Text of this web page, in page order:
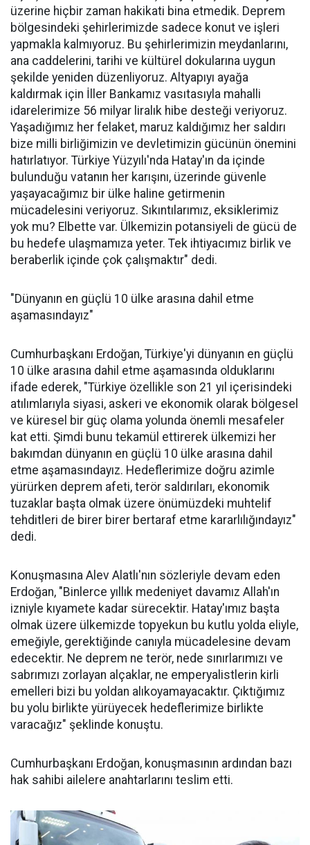
üzerine hiçbir zaman hakikati bina etmedik. Deprem
bölgesindeki şehirlerimizde sadece konut ve işleri
yapmakla kalmıyoruz. Bu şehirlerimizin meydanlarını,
ana caddelerini, tarihi ve kültürel dokularına uygun
şekilde yeniden düzenliyoruz. Altyapıyı ayağa
kaldırmak için İller Bankamız vasıtasıyla mahalli
idarelerimize 56 milyar liralık hibe desteği veriyoruz.
Yaşadığımız her felaket, maruz kaldığımız her saldırı
bize milli birliğimizin ve devletimizin gücünün önemini
hatırlatıyor. Türkiye Yüzyılı'nda Hatay'ın da içinde
bulunduğu vatanın her karışını, üzerinde güvenle
yaşayacağımız bir ülke haline getirmenin
mücadelesini veriyoruz. Sıkıntılarımız, eksiklerimiz
yok mu? Elbette var. Ülkemizin potansiyeli de gücü de
bu hedefe ulaşmamıza yeter. Tek ihtiyacımız birlik ve
beraberlik içinde çok çalışmaktır" dedi.
"Dünyanın en güçlü 10 ülke arasına dahil etme
aşamasındayız"
Cumhurbaşkanı Erdoğan, Türkiye'yi dünyanın en güçlü
10 ülke arasına dahil etme aşamasında olduklarını
ifade ederek, "Türkiye özellikle son 21 yıl içerisindeki
atılımlarıyla siyasi, askeri ve ekonomik olarak bölgesel
ve küresel bir güç olama yolunda önemli mesafeler
kat etti. Şimdi bunu tekamül ettirerek ülkemizi her
bakımdan dünyanın en güçlü 10 ülke arasına dahil
etme aşamasındayız. Hedeflerimize doğru azimle
yürürken deprem afeti, terör saldırıları, ekonomik
tuzaklar başta olmak üzere önümüzdeki muhtelif
tehditleri de birer birer bertaraf etme kararlılığındayız"
dedi.
Konuşmasına Alev Alatlı'nın sözleriyle devam eden
Erdoğan, "Binlerce yıllık medeniyet davamız Allah'ın
izniyle kıyamete kadar sürecektir. Hatay'ımız başta
olmak üzere ülkemizde topyekun bu kutlu yolda eliyle,
emeğiyle, gerektiğinde canıyla mücadelesine devam
edecektir. Ne deprem ne terör, nede sınırlarımızı ve
sabrımızı zorlayan alçaklar, ne emperyalistlerin kirli
emelleri bizi bu yoldan alıkoyamayacaktır. Çıktığımız
bu yolu birlikte yürüyecek hedeflerimize birlikte
varacağız" şeklinde konuştu.
Cumhurbaşkanı Erdoğan, konuşmasının ardından bazı
hak sahibi ailelere anahtarlarını teslim etti.